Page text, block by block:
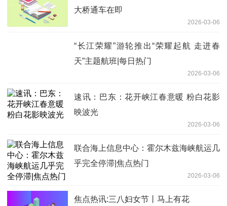
大桥通车在即
2026-03-06
“长江荣耀”游轮推出“荣耀起航 走进春
天”主题航班|每日热门
2026-03-06
速讯：巴东：花开峡江春意暖 粉白花影
映波光
2026-03-06
联合海上信息中心：霍尔木兹海峡航运几
乎完全停滞|焦点热门
2026-03-06
焦点热讯:三八妇女节丨马上有花